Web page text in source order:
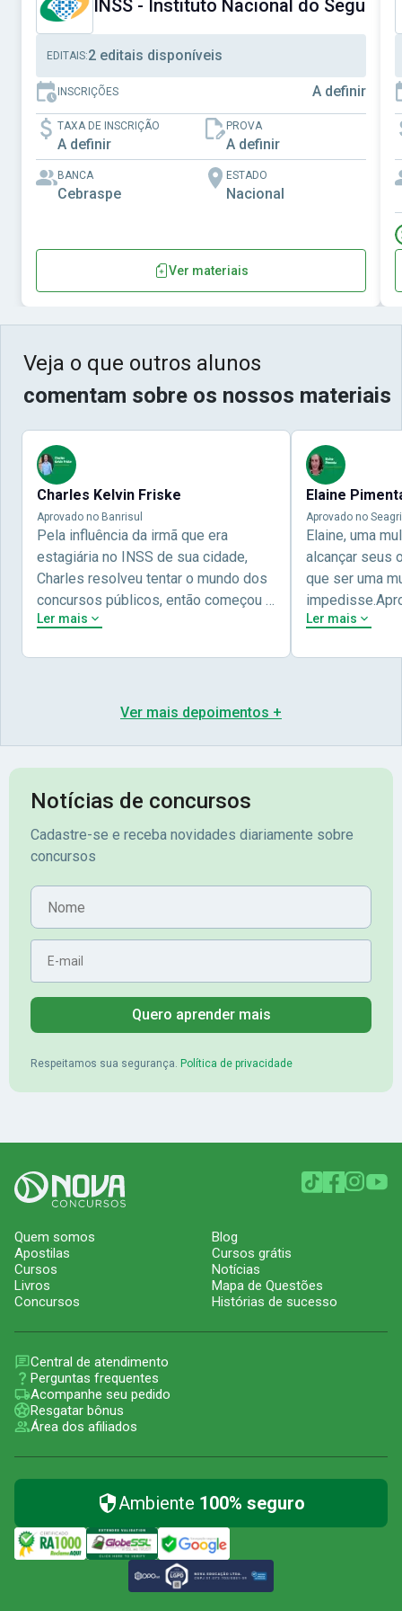
INSS - Instituto Nacional do Seguro
EDITAIS:2 editais disponíveis
INSCRIÇÕES A definir
TAXA DE INSCRIÇÃO
A definir
PROVA
A definir
BANCA
Cebraspe
ESTADO
Nacional
Ver materiais
Veja o que outros alunos
comentam sobre os nossos materiais
Charles Kelvin Friske
Aprovado no Banrisul
Pela influência da irmã que era
estagiária no INSS de sua cidade,
Charles resolveu tentar o mundo dos
concursos públicos, então começou a
estudar com contéudo gratuito que a
preparação completa, e o resultado
abriu o concurso para o Banco da sua
cidade, o Banrisul. Se tornou
assinante premium e em seguida
mérito no concurso do
Banrisul.Charles Kelvin Friske -
Ler mais
Elaine
Aprovado no
Elaine, uma
alcançar seus
que ser uma
concursos
sua vida e
obstáculos
Pimenta -
Ler mais
Ver mais depoimentos +
Notícias de concursos
Cadastre-se e receba novidades diariamente sobre
concursos
Nome
E-mail
Quero aprender mais
Respeitamos sua segurança. Política de privacidade
Quem somos
Apostilas
Cursos
Livros
Concursos
Blog
Cursos grátis
Notícias
Mapa de Questões
Histórias de sucesso
Central de atendimento
Perguntas frequentes
Acompanhe seu pedido
Resgatar bônus
Área dos afiliados
Ambiente 100% seguro